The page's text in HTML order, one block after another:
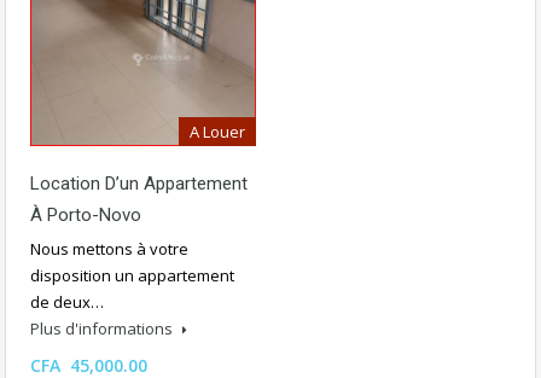
A Louer
Location D’un Appartement
À Porto-Novo
Nous mettons à votre
disposition un appartement
de deux…
Plus d'informations
CFA 45,000.00